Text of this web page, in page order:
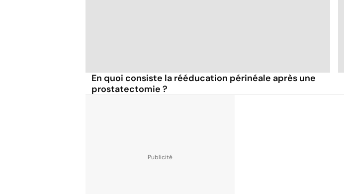
En quoi consiste la rééducation périnéale après une
prostatectomie ?